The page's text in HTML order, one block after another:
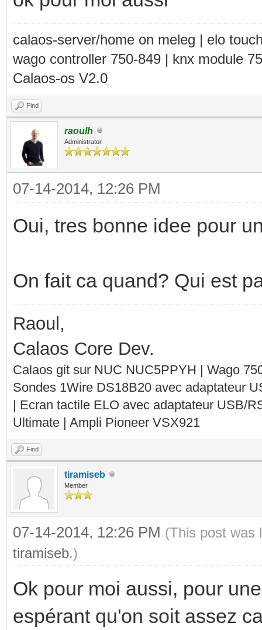
calaos-server/home on meleg | elo
wago controller 750-849 | knx module
Calaos-os V2.0
Find
raoulh
Administrator
07-14-2014, 12:26 PM
Oui, tres bonne idee pour
On fait ca quand? Qui est
Raoul,
Calaos Core Dev.
Calaos git sur NUC NUC5PPYH | Wago
Sondes 1Wire DS18B20 avec adaptateur
| Ecran tactile ELO avec adaptateur USB/
Ultimate | Ampli Pioneer VSX921
Find
tiramiseb
Member
07-14-2014, 12:26 PM (This post was
tiramiseb.)
Ok pour moi aussi, pour
espérant qu'on soit assez